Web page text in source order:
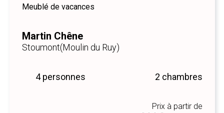
Meublé de vacances
Martin Chêne
Stoumont(Moulin du Ruy)
4 personnes 2 chambres
Prix à partir de